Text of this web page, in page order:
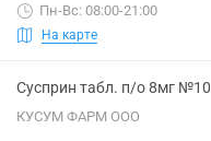
Пн-Вс: 08:00-21:00
На карте
Сусприн табл. п/о 8мг №10
КУСУМ ФАРМ ООО